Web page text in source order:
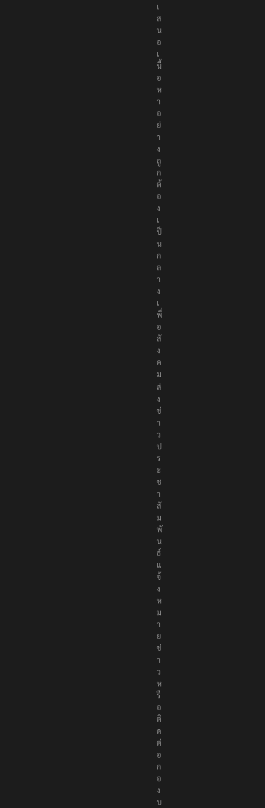
เ
ส
น
อ
เ
นื้
อ
ห
า
อ
ย่
า
ง
ถู
ก
ต้
อ
ง
เ
ป็
น
ก
ล
า
ง
เ
พื่
อ
สั
ง
ค
ม
ส่
ง
ข่
า
ว
ป
ร
ะ
ช
า
สั
ม
พั
น
ธ์
แ
จ้
ง
ห
ม
า
ย
ข่
า
ว
ห
รื
อ
ติ
ด
ต่
อ
ก
อ
ง
บ